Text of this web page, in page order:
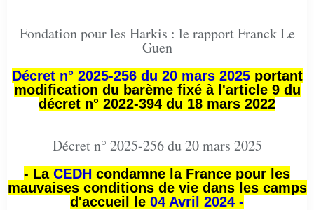
Fondation pour les Harkis : le rapport Franck Le
Guen
Décret n° 2025-256 du 20 mars 2025portant
modification du barème fixé à l'article 9 du
décret n° 2022-394 du 18 mars 2022
Décret n° 2025-256 du 20 mars 2025
- La CEDH condamne la France pour les
mauvaises conditions de vie dans les camps
d'accueil le 04 Avril 2024 -